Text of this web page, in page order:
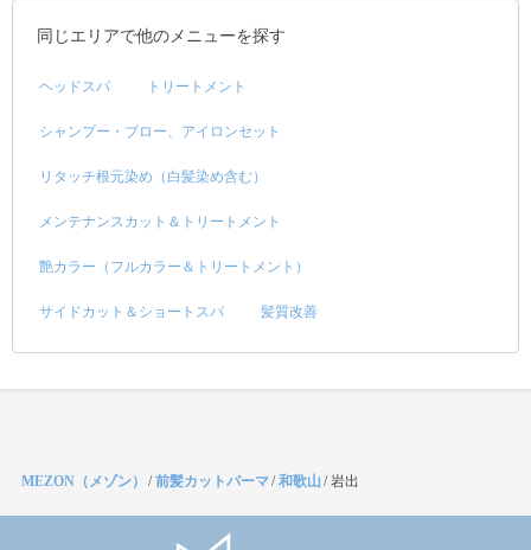
同じエリアで他のメニューを探す
ヘッドスパ トリートメント
シャンプー・ブロー、アイロンセット
リタッチ根元染め（白髪染め含む）
メンテナンスカット＆トリートメント
艶カラー（フルカラー＆トリートメント）
サイドカット＆ショートスパ 髪質改善
MEZON（メゾン） /前髪カットパーマ/和歌山 /岩出